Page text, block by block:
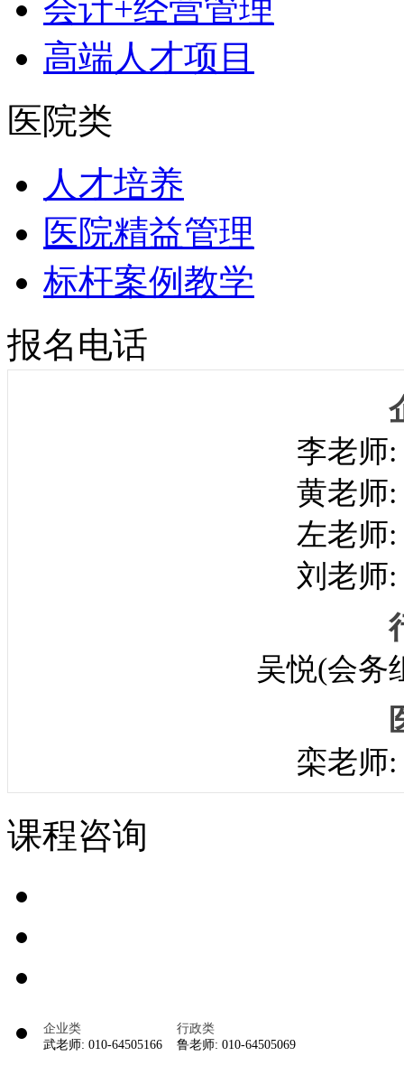
会计+经营管理
高端人才项目
医院类
人才培养
医院精益管理
标杆案例教学
报名电话
李老师:
黄老师:
左老师:
刘老师:
吴悦(会务
栾老师:
课程咨询
企业类
武老师: 010-64505166
行政类
鲁老师: 010-64505069